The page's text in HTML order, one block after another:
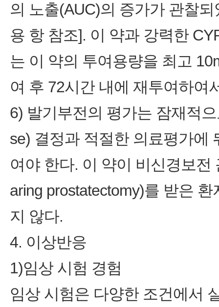
의 노출(AUC)의 증가가 관찰
용 항 참조]. 이 약과 강력한
는 이 약의 투여용량을 최고
여 후 72시간 내에 재투여하여
6) 발기부전의 평가는 잠재적
se) 결정과 적절한 의료평가에
여야 한다. 이 약이 비신경보전
aring prostatectomy)를 받은
지 않다.
4. 이상반응
1)임상 시험 경험
임상 시험은 다양한 조건에서